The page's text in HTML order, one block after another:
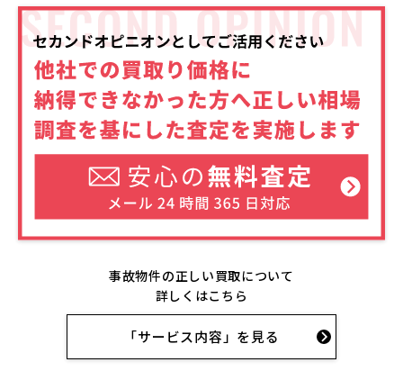
事故物件の正しい買取について
詳しくはこちら
「サービス内容」を見る